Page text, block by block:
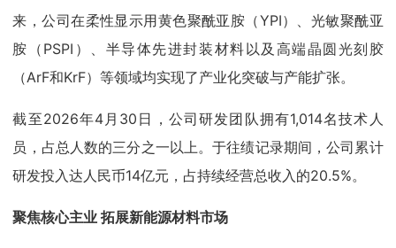
来，公司在柔性显示用黄色聚酰亚胺（YPI）、光敏聚酰亚
胺（PSPI）、半导体先进封装材料以及高端晶圆光刻胶
（ArF和KrF）等领域均实现了产业化突破与产能扩张。
截至2026年4月30日，公司研发团队拥有1,014名技术人
员，占总人数的三分之一以上。于往绩记录期间，公司累计
研发投入达人民币14亿元，占持续经营总收入的20.5%。
聚焦核心主业 拓展新能源材料市场